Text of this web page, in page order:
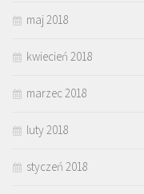
maj 2018
kwiecień 2018
marzec 2018
luty 2018
styczeń 2018